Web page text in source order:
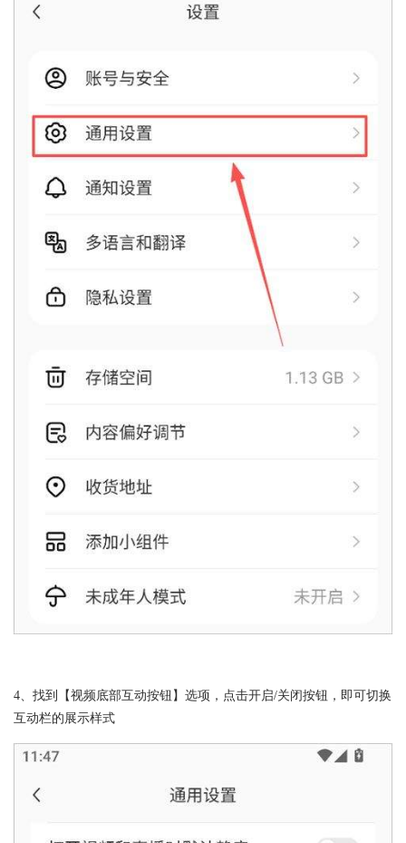
4、找到【视频底部互动按钮】选项，点击开启/关闭按钮，即可切换
互动栏的展示样式